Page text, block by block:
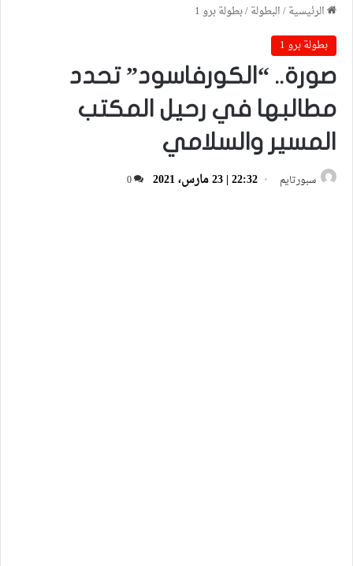
الرئيسية/البطولة/بطولة برو 1
بطولة برو 1
صورة.. “الكورفاسود” تحدد
مطالبها في رحيل المكتب
المسير والسلامي
سبورتايم 22:32 | 23 مارس، 2021 0